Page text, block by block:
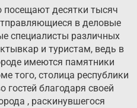
посещают десятки тысяч
в деловые
специалисты различных
и туристам, ведь в
имеются памятники
того, столица республики
благодаря своей
, раскинувшегося